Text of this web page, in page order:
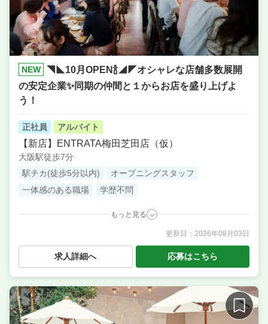
NEW
◥◣10月OPEN🍾◢◤オシャレな店舗多数展開
の安定企業✨同期の仲間と１からお店を盛り上げよ
う！
正社員 アルバイト
【新店】ENTRATA梅田芝田店（仮）
大阪駅徒歩7分
駅チカ(徒歩5分以内)
オープニングスタッフ
一体感のある職場
学歴不問
もっと見る
調理・キッチンスタッフ・板前 ／ サービス・ホール
／ 料理長候補（シェフ・板長など）
ワイン好きが集うイタリアン
住所 大阪府大阪市北区芝田2-5-6 ニュー共栄ビル 1F
席数 30席〜40席
単価 4000円〜5000円
更新日： 2026年08月03日
求人詳細へ 応募はこちら